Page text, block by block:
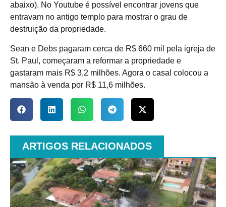
abaixo). No Youtube é possível encontrar jovens que
entravam no antigo templo para mostrar o grau de
destruição da propriedade.
Sean e Debs pagaram cerca de R$ 660 mil pela igreja de
St. Paul, começaram a reformar a propriedade e
gastaram mais R$ 3,2 milhões. Agora o casal colocou a
mansão à venda por R$ 11,6 milhões.
ARTIGOS RELACIONADOS